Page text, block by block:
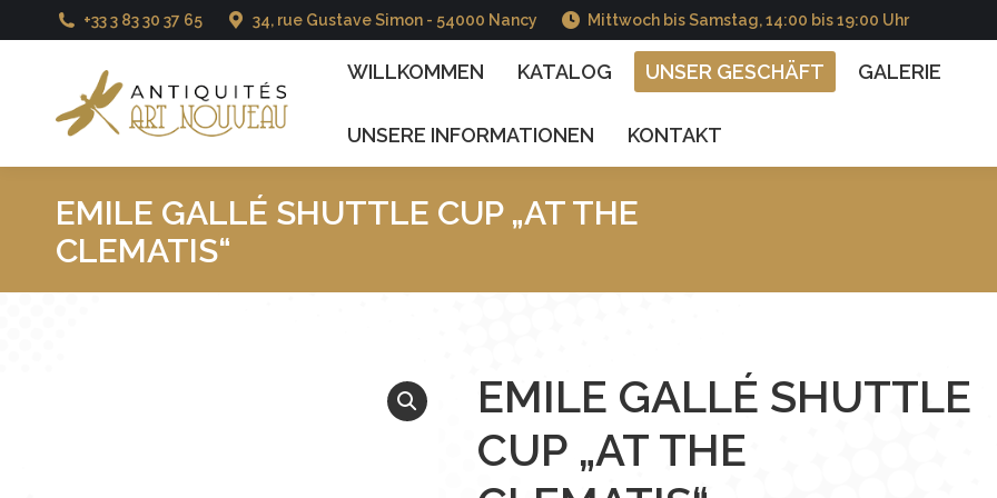
+33 3 83 30 37 65 34, rue Gustave Simon - 54000 Nancy Mittwoch bis Samstag, 14:00 bis 19:00 Uhr
WILLKOMMEN KATALOG UNSER GESCHÄFT GALERIE
UNSERE INFORMATIONEN KONTAKT
EMILE GALLÉ SHUTTLE CUP „AT THE
CLEMATIS“
EMILE GALLÉ SHUTTLE
CUP „AT THE
WILLKOMMEN KATALOG UNSER GESCHÄFT GALERIE